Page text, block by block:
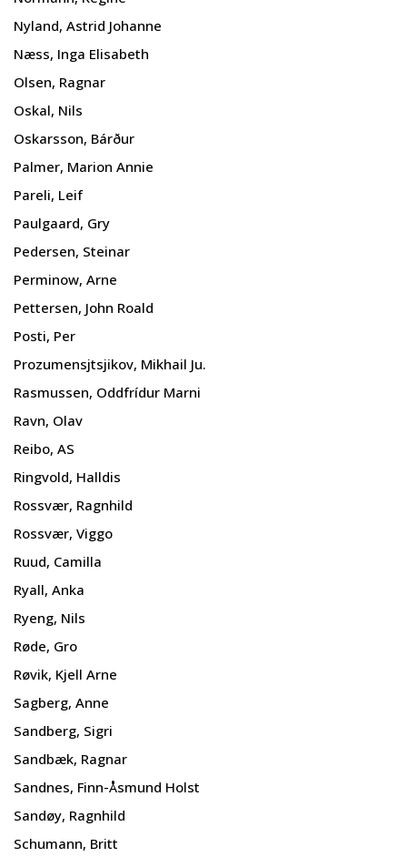
Nyland, Astrid Johanne
Næss, Inga Elisabeth
Olsen, Ragnar
Oskal, Nils
Oskarsson, Bárður
Palmer, Marion Annie
Pareli, Leif
Paulgaard, Gry
Pedersen, Steinar
Perminow, Arne
Pettersen, John Roald
Posti, Per
Prozumensjtsjikov, Mikhail Ju.
Rasmussen, Oddfrídur Marni
Ravn, Olav
Reibo, AS
Ringvold, Halldis
Rossvær, Ragnhild
Rossvær, Viggo
Ruud, Camilla
Ryall, Anka
Ryeng, Nils
Røde, Gro
Røvik, Kjell Arne
Sagberg, Anne
Sandberg, Sigri
Sandbæk, Ragnar
Sandnes, Finn-Åsmund Holst
Sandøy, Ragnhild
Schumann, Britt